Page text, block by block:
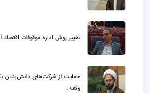
تغییر روش اداره موقوفات اقتصاد
حمایت از شرکت‌های دانش‌بنیان
وقف...